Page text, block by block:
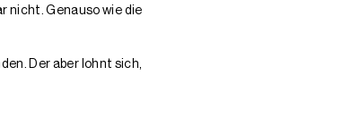
nicht. Genauso wie die
Der aber lohnt sich,